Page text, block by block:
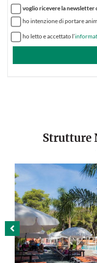
voglio ricevere la newsletter
ho intenzione di portare
ho letto e accettato l’
Strutture